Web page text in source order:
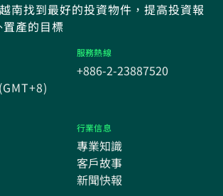
南找到最好的投資物件，提高投資報
產的目標
服務熱線
+886-2-23887520
行業信息
專業知識
客戶故事
新聞快報